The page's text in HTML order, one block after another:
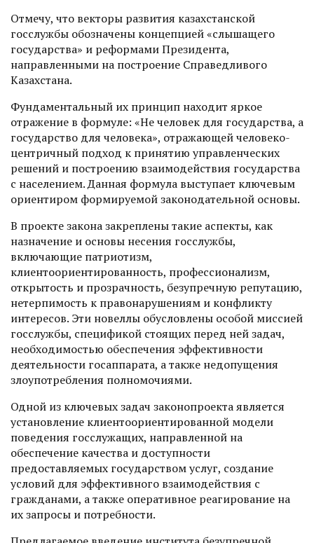
Отмечу, что векторы развития казахстанской
госслужбы обозначены концепцией «слышащего
государства» и реформами Президента,
направленными на построение Справедливого
Казахстана.
Фундаментальный их принцип находит яркое
отражение в формуле: «Не человек для государства, а
государство для человека», отражающей человеко­
центричный подход к принятию управленческих
решений и построению взаимо­действия государства
с населением. Данная формула выступает ключевым
ориентиром формируемой законодательной основы.
В проекте закона закреплены такие аспекты, как
назначение и основы несения госслужбы,
включающие патрио­тизм,
клиентоориентированность, профессио­нализм,
открытость и прозрачность, безупречную репутацию,
нетерпимость к правонарушениям и конфликту
интересов. Эти новеллы обус­ловлены особой миссией
госслужбы, спецификой стоящих перед ней задач,
необходимостью обеспечения эффективности
деятельности госаппарата, а также недопущения
злоупотребления полномочиями.
Одной из ключевых задач законопроек­та является
установление клиенто­ориентированной модели
поведения госслужащих, направленной на
обеспечение качества и доступности
предоставляемых государством услуг, создание
условий для эффективного взаимодействия с
гражданами, а также оперативное реагирование на
их запросы и потребности.